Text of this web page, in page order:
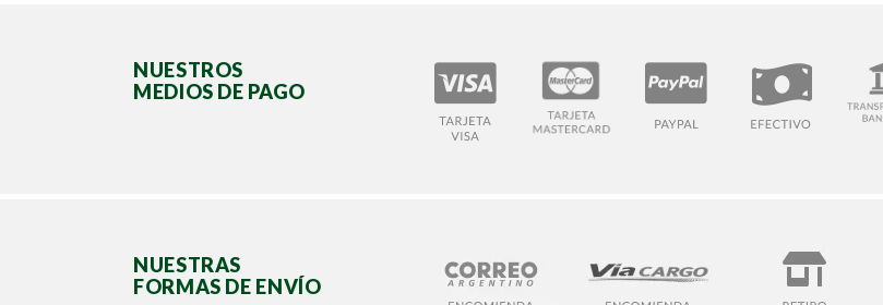
NUESTROS
MEDIOS DE PAGO
NUESTRAS
FORMAS DE ENVÍO